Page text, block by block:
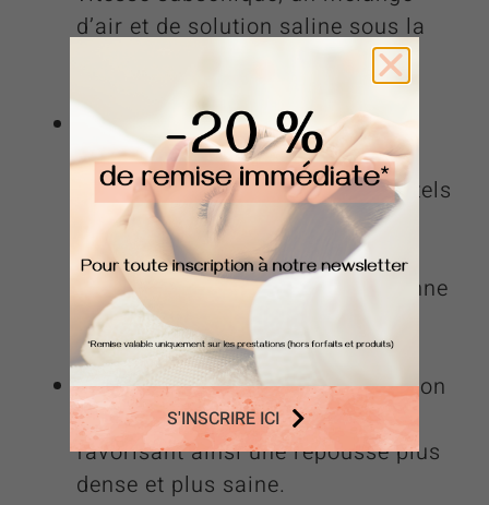
d’air et de solution saline sous la
forme d’un jet de gouttelettes
Ce procédé, sans contact direct,
permet de faire pénétrer en
profondeur des principes actifs tels
que l’acide hyaluronique, les
vitamines A, B, C, et E, ainsi que
des minéraux essentiels à la bonne
santé des cheveux et du cuir
chevelu.
Ce soin stimule la microcirculation
et l’oxygénation des follicules,
favorisant ainsi une repousse plus
dense et plus saine.
S'INSCRIRE ICI